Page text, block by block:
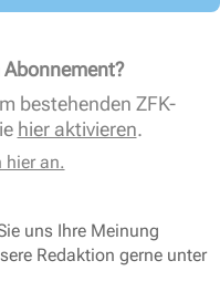
bestehenden ZFK-
hier aktivieren.
hier an.
uns Ihre Meinung
Redaktion gerne unter